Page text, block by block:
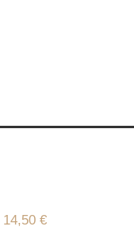
14,50 €